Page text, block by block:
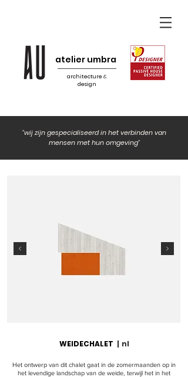
atelier umbra
architecture &
design
"wij zijn gespecialiseerd in het verbinden van
mensen met hun omgeving"
WEIDECHALET | nl
Het ontwerp van dit chalet gaat in de zomermaanden op in
het levendige landschap van de weide, terwijl het in het